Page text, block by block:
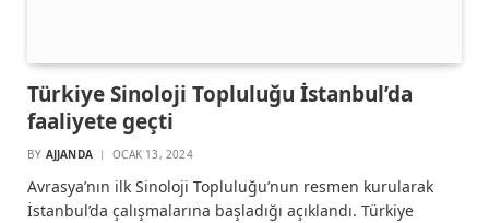
Türkiye Sinoloji Topluluğu İstanbul’da
faaliyete geçti
BY AJJANDA OCAK 13, 2024
Avrasya’nın ilk Sinoloji Topluluğu’nun resmen kurularak
İstanbul’da çalışmalarına başladığı açıklandı. Türkiye